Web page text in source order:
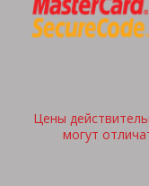
Цены
могут